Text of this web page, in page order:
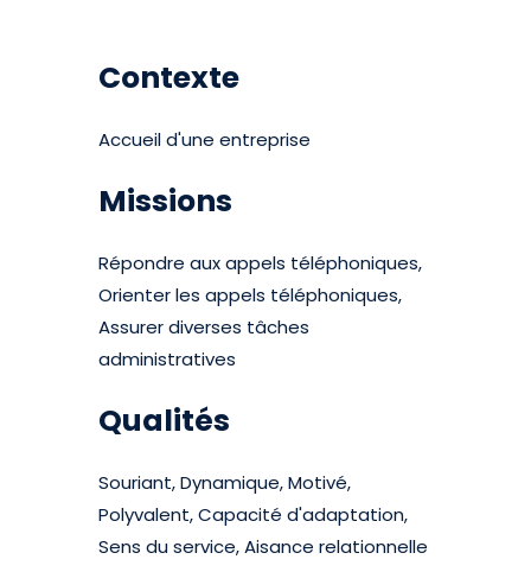
Contexte
Accueil d'une entreprise
Missions
Répondre aux appels téléphoniques,
Orienter les appels téléphoniques,
Assurer diverses tâches
administratives
Qualités
Souriant, Dynamique, Motivé,
Polyvalent, Capacité d'adaptation,
Sens du service, Aisance relationnelle